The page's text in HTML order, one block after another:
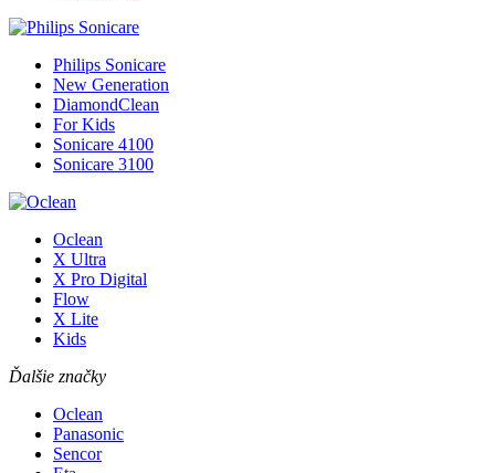
Philips Sonicare
New Generation
DiamondClean
For Kids
Sonicare 4100
Sonicare 3100
Oclean
X Ultra
X Pro Digital
Flow
X Lite
Kids
Ďalšie značky
Oclean
Panasonic
Sencor